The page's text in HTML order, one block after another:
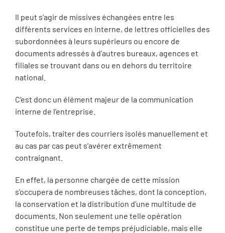
Il peut s’agir de missives échangées entre les
différents services en interne, de lettres officielles des
subordonnées à leurs supérieurs ou encore de
documents adressés à d’autres bureaux, agences et
filiales se trouvant dans ou en dehors du territoire
national.
C’est donc un élément majeur de la communication
interne de l’entreprise.
Toutefois, traiter des courriers isolés manuellement et
au cas par cas peut s’avérer extrêmement
contraignant.
En effet, la personne chargée de cette mission
s’occupera de nombreuses tâches, dont la conception,
la conservation et la distribution d’une multitude de
documents. Non seulement une telle opération
constitue une perte de temps préjudiciable, mais elle